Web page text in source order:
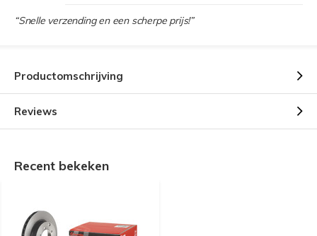
“Snelle verzending en een scherpe prijs!”
Productomschrijving
Reviews
Recent bekeken